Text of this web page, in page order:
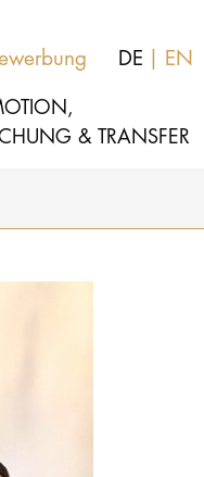
DE EN
& TRANSFER